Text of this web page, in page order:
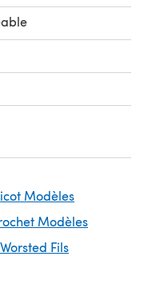
Modèles
Modèles
Fils